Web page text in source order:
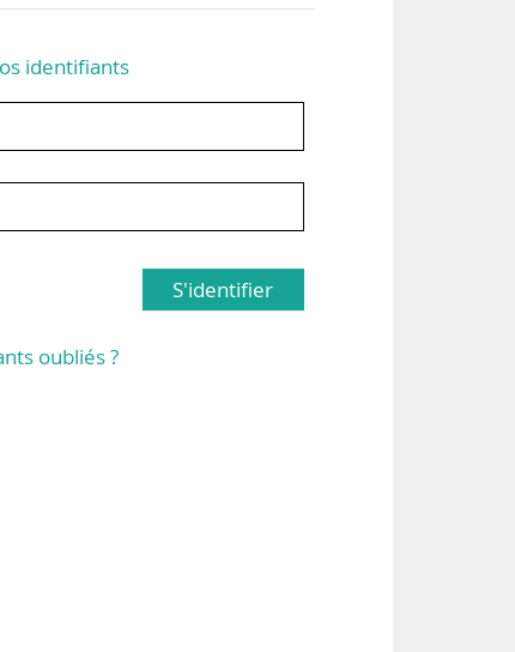
identifiants
S'identifier
oubliés ?